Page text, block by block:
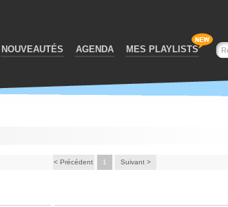
NOUVEAUTÉS AGENDA MES PLAYLISTS
< Précédent 1 Suivant >